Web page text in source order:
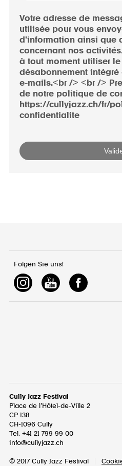
Votre adresse de
utilisée pour vous
d'information ainsi que
concernant nos
à tout moment utiliser
désabonnement
e-mails.<br /> <br />
de notre politique de
https://cullyjazz.ch/fr/
confidentialite
Cully Jazz Festival
Place de l’Hôtel-de-Ville 2
CP 138
CH-1096 Cully
Tel. +41 21 799 99 00
info@cullyjazz.ch
© 2017 Cully Jazz Festival
Folgen Sie uns!